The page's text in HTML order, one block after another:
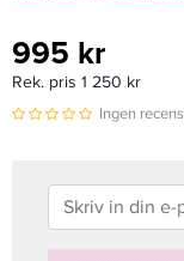
995 kr
Rek. pris 1 250 kr
Ingen